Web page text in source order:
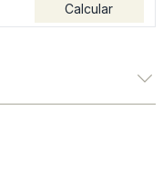
Calcular